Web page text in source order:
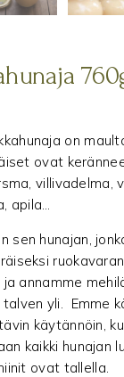
on
ovat
villivadelma,
apila…
sen hunajan,
annamme
yli. Emme
käytännöin,
kaikki hunajan
ovat tallella.